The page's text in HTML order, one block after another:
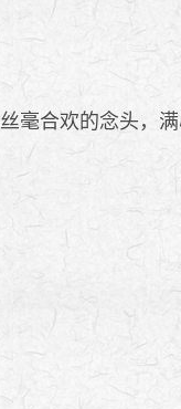
合欢的念头，满